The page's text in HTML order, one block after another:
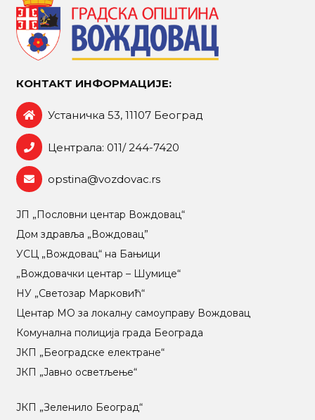
КОНТАКТ ИНФОРМАЦИЈЕ:
Устаничка 53, 11107 Београд
Централа: 011/ 244-7420
opstina@vozdovac.rs
ЈП „Пословни центар Вождовац“
Дом здравља „Вождовац”
УСЦ „Вождовац“ на Бањици
„Вождовачки центар – Шумице“
НУ „Светозар Марковић“
Центар МO за локалну самоуправу Вождовац
Комунална полиција града Београда
ЈКП „Београдске електране“
ЈКП „Јавно осветљење“
ЈКП „Зеленило Београд“